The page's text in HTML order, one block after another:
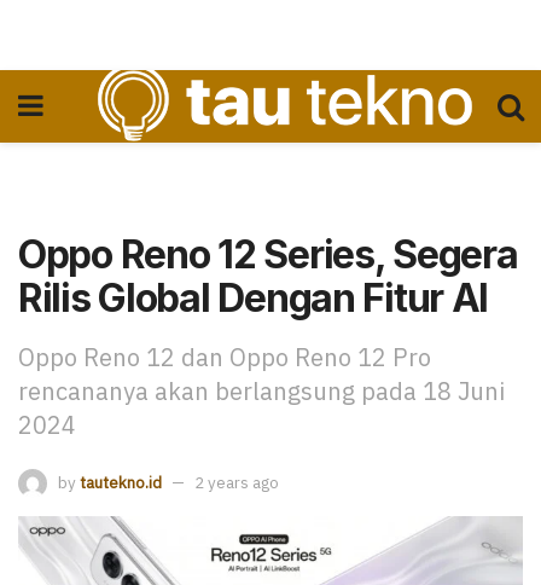
Oppo Reno 12 Series, Segera
Rilis Global Dengan Fitur AI
Oppo Reno 12 dan Oppo Reno 12 Pro
rencananya akan berlangsung pada 18 Juni
2024
by tautekno.id 2 years ago